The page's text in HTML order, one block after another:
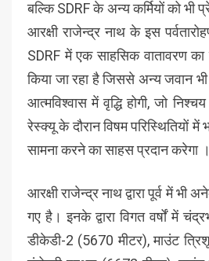
बल्कि SDRF के अन्य कर्मियों को भी
आरक्षी राजेन्द्र नाथ के इस
SDRF में एक साहसिक वातावरण का
किया जा रहा है जिससे अन्य जवान
आत्मविश्वास में वृद्धि होगी, जो
रेस्क्यू के दौरान विषम परिस्थितियों
सामना करने का साहस प्रदान करेगा ।
आरक्षी राजेन्द्र नाथ द्वारा पूर्व में भी
गए है। इनके द्वारा विगत वर्षों में
डीकेडी-2 (5670 मीटर), माउंट